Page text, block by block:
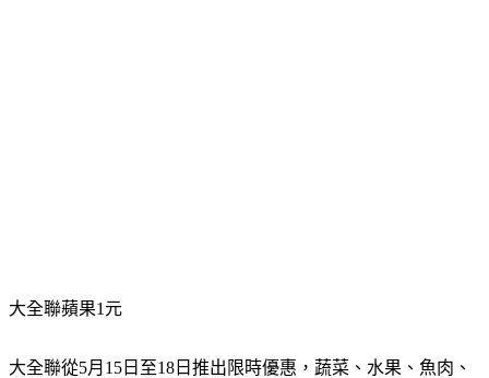
烘焙商品都有折扣。會員於PX Pay APP領券，即可享美國宇